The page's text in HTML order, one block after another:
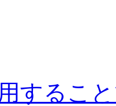
するこ